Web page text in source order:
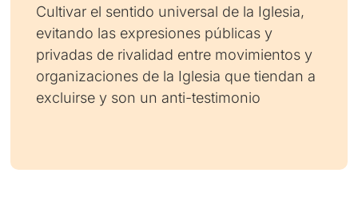
Cultivar el sentido universal de la Iglesia,
evitando las expresiones públicas y
privadas de rivalidad entre movimientos y
organizaciones de la Iglesia que tiendan a
excluirse y son un anti-testimonio